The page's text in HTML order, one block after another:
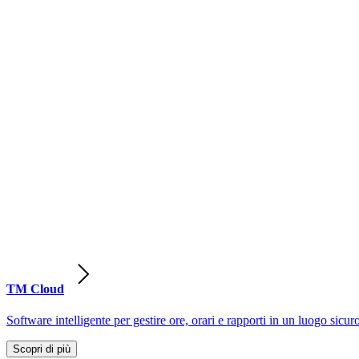
TM Cloud
Software intelligente per gestire ore, orari e rapporti in un luogo
Scopri di più